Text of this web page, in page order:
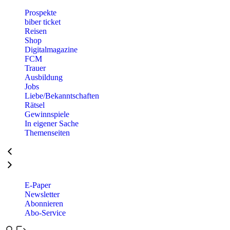
Prospekte
biber ticket
Reisen
Shop
Digitalmagazine
FCM
Trauer
Ausbildung
Jobs
Liebe/Bekanntschaften
Rätsel
Gewinnspiele
In eigener Sache
Themenseiten
E-Paper
Newsletter
Abonnieren
Abo-Service